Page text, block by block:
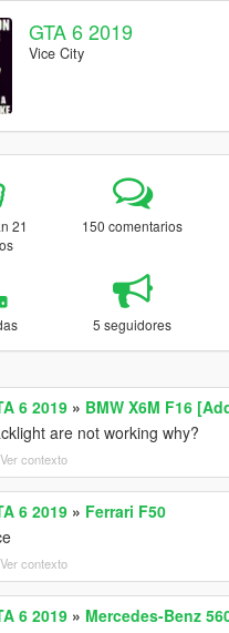
GTA 6 2019
Vice City
21
150 comentarios
5 seguidores
6 2019» BMW X6M F16
are not working why?
Ver contexto
6 2019» Ferrari F50
Ver contexto
6 2019» Mercedes-Benz